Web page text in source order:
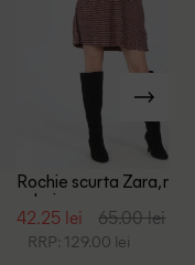
Rochie scurta Zara, mix
culori
42.25 lei 65.00 lei
RRP: 129.00 lei